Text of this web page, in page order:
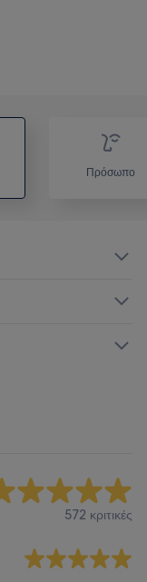
Πρόσωπο
572 κριτικές